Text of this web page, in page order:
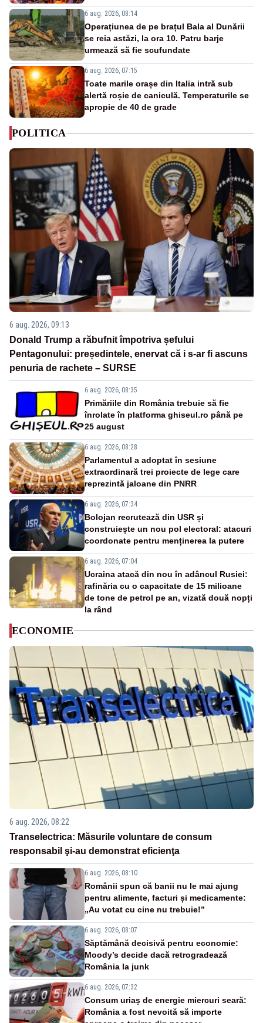
6 aug. 2026, 08:14
Operațiunea de pe brațul Bala al Dunării
se reia astăzi, la ora 10. Patru barje
urmează să fie scufundate
6 aug. 2026, 07:15
Toate marile orașe din Italia intră sub
alertă roșie de caniculă. Temperaturile se
apropie de 40 de grade
POLITICA
6 aug. 2026, 09:13
Donald Trump a răbufnit împotriva șefului
Pentagonului: președintele, enervat că i s-ar fi ascuns
penuria de rachete – SURSE
6 aug. 2026, 08:35
Primăriile din România trebuie să fie
înrolate în platforma ghiseul.ro până pe
25 august
6 aug. 2026, 08:28
Parlamentul a adoptat în sesiune
extraordinară trei proiecte de lege care
reprezintă jaloane din PNRR
6 aug. 2026, 07:34
Bolojan recrutează din USR și
construiește un nou pol electoral: atacuri
coordonate pentru menținerea la putere
6 aug. 2026, 07:04
Ucraina atacă din nou în adâncul Rusiei:
rafinăria cu o capacitate de 15 milioane
de tone de petrol pe an, vizată două nopți
la rând
ECONOMIE
6 aug. 2026, 08:22
Transelectrica: Măsurile voluntare de consum
responsabil şi-au demonstrat eficienţa
6 aug. 2026, 08:10
Românii spun că banii nu le mai ajung
pentru alimente, facturi și medicamente:
„Au votat cu cine nu trebuie!”
6 aug. 2026, 08:07
Săptămână decisivă pentru economie:
Moody’s decide dacă retrogradează
România la junk
6 aug. 2026, 07:32
Consum uriaș de energie miercuri seară:
România a fost nevoită să importe